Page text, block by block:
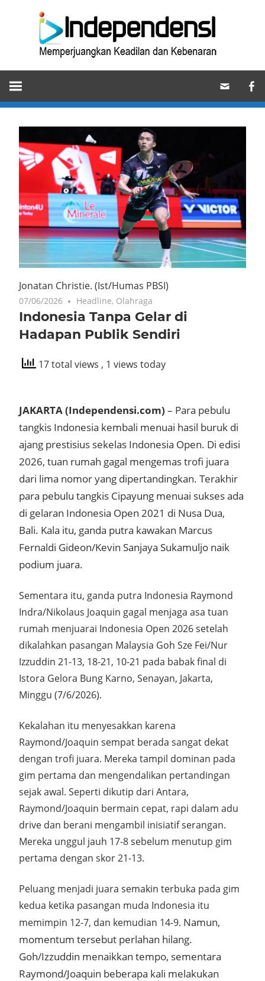
Memperjuangkan
Keadilan
dan
Kebenaran
Jonatan Christie. (Ist/Humas PBSI)
07/06/2026 Headline, Olahraga
Indonesia Tanpa Gelar di
Hadapan Publik Sendiri
17 total views , 1 views today
JAKARTA (Independensi.com) – Para pebulu
tangkis Indonesia kembali menuai hasil buruk di
ajang prestisius sekelas Indonesia Open. Di edisi
2026, tuan rumah gagal mengemas trofi juara
dari lima nomor yang dipertandingkan. Terakhir
para pebulu tangkis Cipayung menuai sukses ada
di gelaran Indonesia Open 2021 di Nusa Dua,
Bali. Kala itu, ganda putra kawakan Marcus
Fernaldi Gideon/Kevin Sanjaya Sukamuljo naik
podium juara.
Sementara itu, ganda putra Indonesia Raymond
Indra/Nikolaus Joaquin gagal menjaga asa tuan
rumah menjuarai Indonesia Open 2026 setelah
dikalahkan pasangan Malaysia Goh Sze Fei/Nur
Izzuddin 21-13, 18-21, 10-21 pada babak final di
Istora Gelora Bung Karno, Senayan, Jakarta,
Minggu (7/6/2026).
Kekalahan itu menyesakkan karena
Raymond/Joaquin sempat berada sangat dekat
dengan trofi juara. Mereka tampil dominan pada
gim pertama dan mengendalikan pertandingan
sejak awal. Seperti dikutip dari Antara,
Raymond/Joaquin bermain cepat, rapi dalam adu
drive dan berani mengambil inisiatif serangan.
Mereka unggul jauh 17-8 sebelum menutup gim
pertama dengan skor 21-13.
Peluang menjadi juara semakin terbuka pada gim
kedua ketika pasangan muda Indonesia itu
memimpin 12-7, dan kemudian 14-9. Namun,
momentum tersebut perlahan hilang.
Goh/Izzuddin menaikkan tempo, sementara
Raymond/Joaquin beberapa kali melakukan